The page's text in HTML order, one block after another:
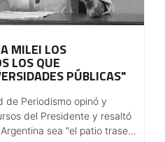
MILEI LOS
LOS QUE
PÚBLICAS"
de Periodismo opinó y
del Presidente y resaltó
sea "el patio trasero